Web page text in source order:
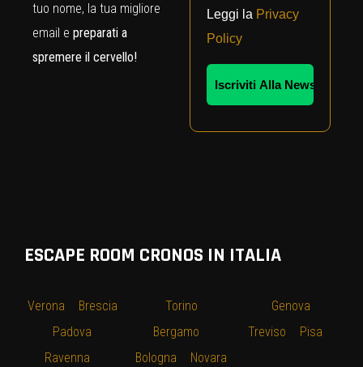
tuo nome, la tua migliore
email e preparati a
spremere il cervello!
Leggi la Privacy
Policy
ESCAPE ROOM CRONOS IN ITALIA
Verona
Brescia
Padova
Ravenna
Torino
Bergamo
Bologna
Novara
Genova
Treviso
Pisa